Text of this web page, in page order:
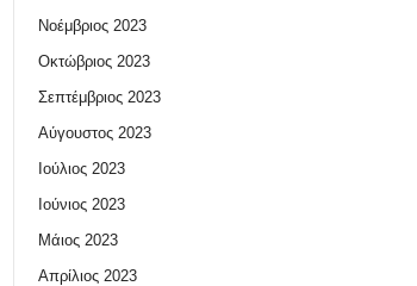
Νοέμβριος 2023
Οκτώβριος 2023
Σεπτέμβριος 2023
Αύγουστος 2023
Ιούλιος 2023
Ιούνιος 2023
Μάιος 2023
Απρίλιος 2023